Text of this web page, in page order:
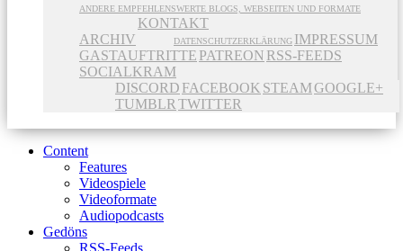
ANDERE EMPFEHLENSWERTE BLOGS, WEBSEITEN UND FORMATE
ARCHIV
KONTAKT
DATENSCHUTZERKLÄRUNG IMPRESSUM
GASTAUFTRITTE PATREON RSS-FEEDS
SOCIALKRAM
DISCORD FACEBOOK STEAMGOOGLE+
TUMBLR TWITTER
Content
Features
Videospiele
Videoformate
Audiopodcasts
Gedöns